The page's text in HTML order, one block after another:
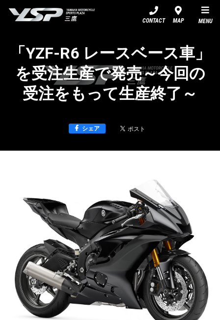
CONTACT MAP MENU
「YZF-R6 レースベース車」
を受注生産で発売～今回の
受注をもって生産終了～
シェア